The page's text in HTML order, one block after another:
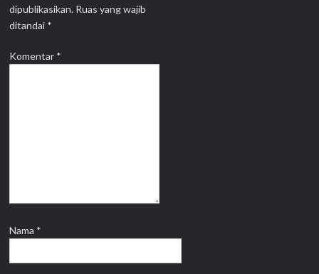
dipublikasikan. Ruas yang wajib
ditandai *
Komentar *
Nama *